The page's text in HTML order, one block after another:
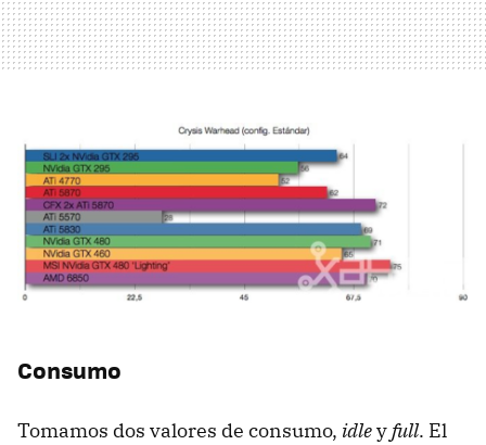
Consumo
Tomamos dos valores de consumo, idleyfull. El